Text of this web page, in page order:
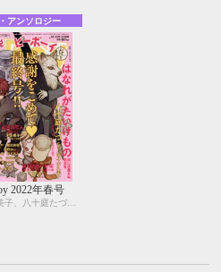
アンソロジー
2022年春号
佐々木久美子、八十庭たづ、水壬楓子、しおべり由生、北ミチノ、二駒レイム、秋山みち花、彩寧一叶、飯田実樹、榎田尤利、かわい恋、櫛野ゆい、幸崎ぱれす、木原音瀬、鈴木あみ、遠野春日、温井ちょも、松梶もとや、夜光 花、夢乃咲実、風祭おまる、月輝